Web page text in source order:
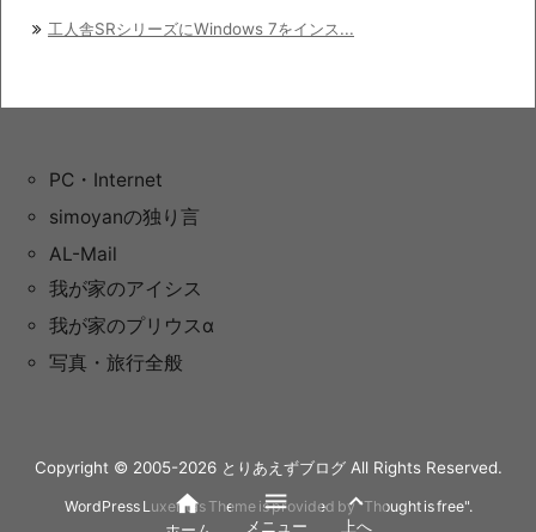
工人舎SRシリーズにWindows 7をインス...
PC・Internet
simoyanの独り言
AL-Mail
我が家のアイシス
我が家のプリウスα
写真・旅行全般
Copyright © 2005-2026 とりあえずブログAll Rights Reserved.
WordPress Luxeritas Theme is provided by "Thought is free".
 
メニュー

上へ